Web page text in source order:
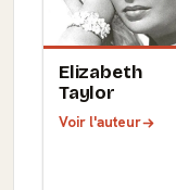
Elizabeth
Taylor
Voir l'auteur